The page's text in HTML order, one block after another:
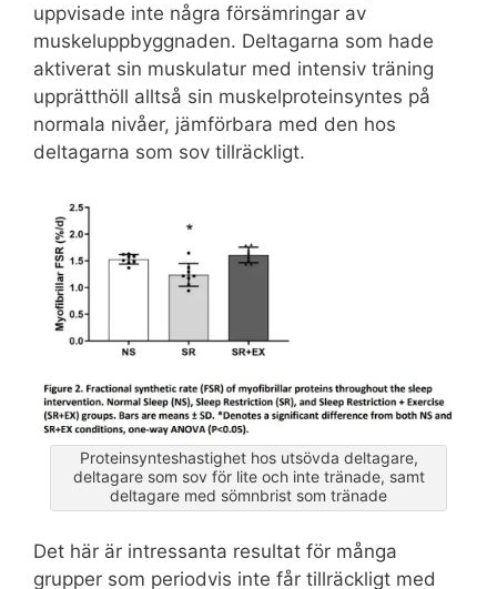
uppvisade inte några försämringar av
muskeluppbyggnaden. Deltagarna som hade
aktiverat sin muskulatur med intensiv träning
upprätthöll alltså sin muskelproteinsyntes på
normala nivåer, jämförbara med den hos
deltagarna som sov tillräckligt.
Proteinsynteshastighet hos utsövda deltagare,
deltagare som sov för lite och inte tränade, samt
deltagare med sömnbrist som tränade
Det här är intressanta resultat för många
grupper som periodvis inte får tillräckligt med